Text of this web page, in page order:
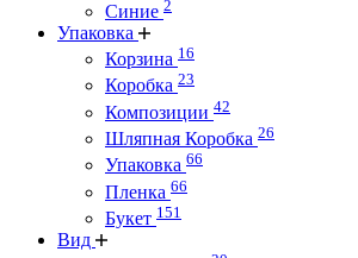
Синие 2
Упаковка
Корзина 16
Коробка 23
Композиции 42
Шляпная Коробка 26
Упаковка 66
Пленка 66
Букет 151
Вид